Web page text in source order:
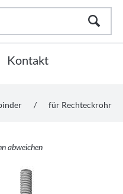
Kontakt
/ für Rechteckrohr
abweichen